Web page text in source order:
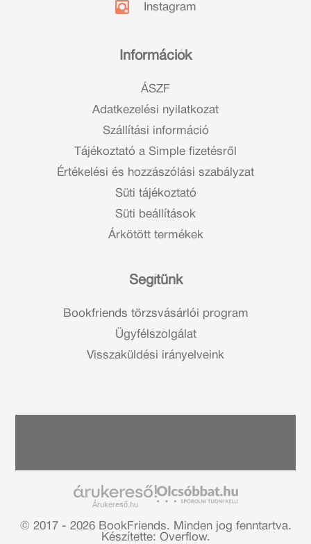
Információk
ÁSZF
Adatkezelési nyilatkozat
Szállítási információ
Tájékoztató a Simple fizetésről
Értékelési és hozzászólási szabályzat
Süti tájékoztató
Süti beállítások
Árkötött termékek
Segítünk
Bookfriends törzsvásárlói program
Ügyfélszolgálat
Visszaküldési irányelveink
Instagram
Árukereső.hu
© 2017 - 2026 BookFriends. Minden jog fenntartva.
Készítette: Overflow.